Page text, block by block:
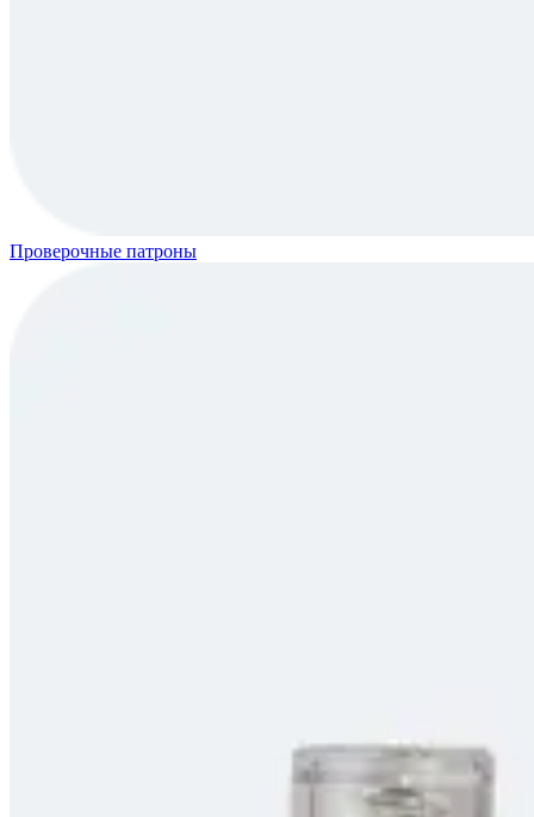
Проверочные патроны